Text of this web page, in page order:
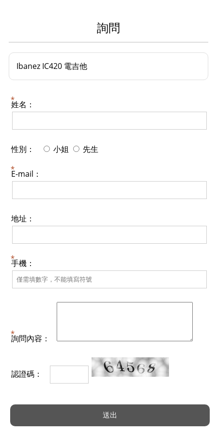
詢問
Ibanez IC420 電吉他
姓名：
性別： 小姐 先生
E-mail：
地址：
手機：
詢問內容：
認證碼：